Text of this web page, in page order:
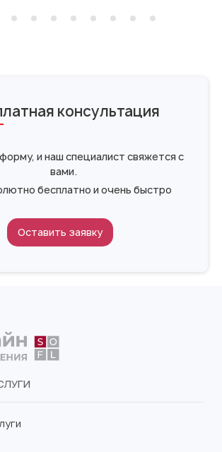
позволило компании получить
консультация
и наш специалист свяжется с
вами.
бесплатно и очень быстро
Оставить заявку